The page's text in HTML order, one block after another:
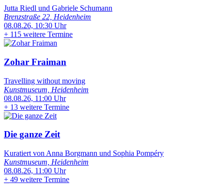
Jutta Riedl und Gabriele Schumann
Brenzstraße 22, Heidenheim
08.08.26, 10:30 Uhr
+ 115 weitere Termine
Zohar Fraiman
Travelling without moving
Kunstmuseum, Heidenheim
08.08.26, 11:00 Uhr
+ 13 weitere Termine
Die ganze Zeit
Kuratiert von Anna Borgmann und Sophia Pompéry
Kunstmuseum, Heidenheim
08.08.26, 11:00 Uhr
+ 49 weitere Termine